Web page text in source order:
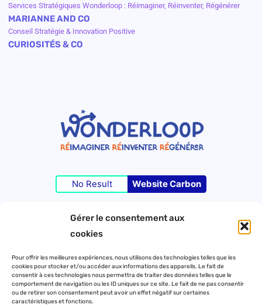
Gérer le consentement aux
cookies
Pour offrir les meilleures expériences, nous utilisons des technologies telles que les
cookies pour stocker et/ou accéder aux informations des appareils. Le fait de
consentir à ces technologies nous permettra de traiter des données telles que le
comportement de navigation ou les ID uniques sur ce site. Le fait de ne pas consentir
ou de retirer son consentement peut avoir un effet négatif sur certaines
caractéristiques et fonctions.
Services Stratégiques Wonderloop : Réimaginer, Réinventer, Régénérer
MARIANNE AND CO
Conseil Stratégie & Innovation Positive
CURIOSITÉS & CO
No Result Website Carbon
Contact
Mentions légales